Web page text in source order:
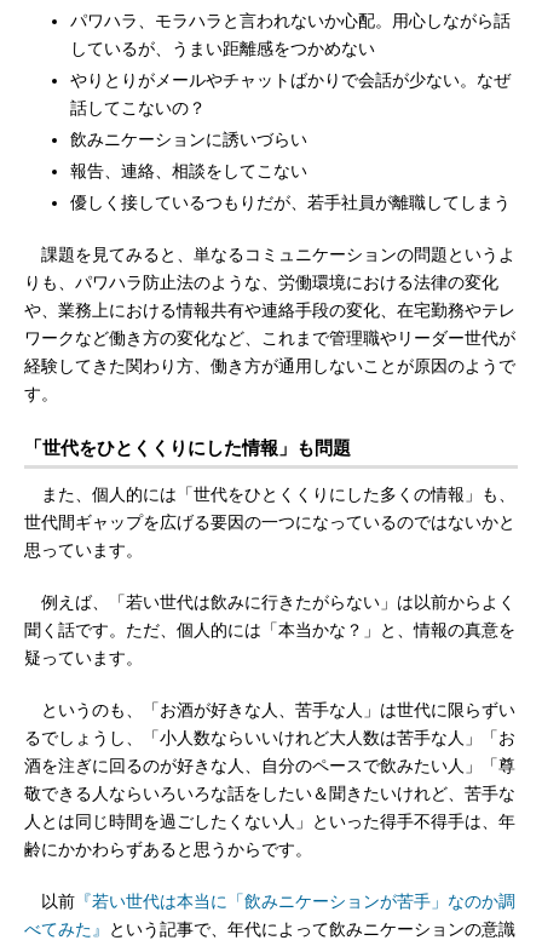
パワハラ、モラハラと言われないか心配。用心しながら話
しているが、うまい距離感をつかめない
やりとりがメールやチャットばかりで会話が少ない。なぜ
話してこないの？
飲みニケーションに誘いづらい
報告、連絡、相談をしてこない
優しく接しているつもりだが、若手社員が離職してしまう
課題を見てみると、単なるコミュニケーションの問題というよ
りも、パワハラ防止法のような、労働環境における法律の変化
や、業務上における情報共有や連絡手段の変化、在宅勤務やテレ
ワークなど働き方の変化など、これまで管理職やリーダー世代が
経験してきた関わり方、働き方が通用しないことが原因のようで
す。
「世代をひとくくりにした情報」も問題
また、個人的には「世代をひとくくりにした多くの情報」も、
世代間ギャップを広げる要因の一つになっているのではないかと
思っています。
例えば、「若い世代は飲みに行きたがらない」は以前からよく
聞く話です。ただ、個人的には「本当かな？」と、情報の真意を
疑っています。
というのも、「お酒が好きな人、苦手な人」は世代に限らずい
るでしょうし、「小人数ならいいけれど大人数は苦手な人」「お
酒を注ぎに回るのが好きな人、自分のペースで飲みたい人」「尊
敬できる人ならいろいろな話をしたい＆聞きたいけれど、苦手な
人とは同じ時間を過ごしたくない人」といった得手不得手は、年
齢にかかわらずあると思うからです。
以前 『若い世代は本当に「飲みニケーションが苦手」なのか調
べてみた』
という記事で、年代によって飲みニケーションの意識